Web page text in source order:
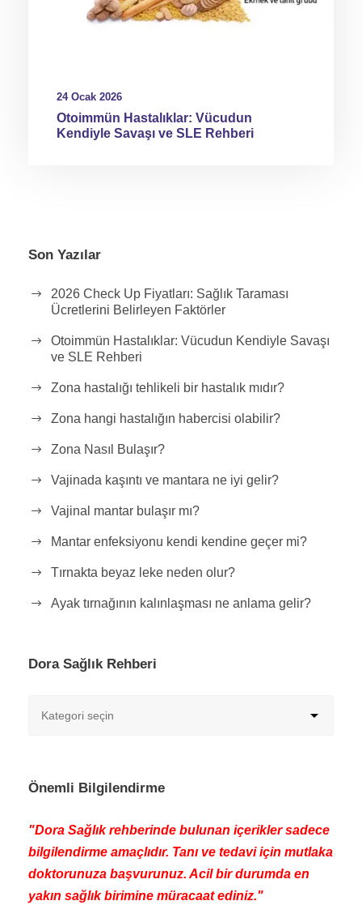
24 Ocak 2026
Otoimmün Hastalıklar: Vücudun
Kendiyle Savaşı ve SLE Rehberi
Son Yazılar
2026 Check Up Fiyatları: Sağlık Taraması
Ücretlerini Belirleyen Faktörler
Otoimmün Hastalıklar: Vücudun Kendiyle Savaşı
ve SLE Rehberi
Zona hastalığı tehlikeli bir hastalık mıdır?
Zona hangi hastalığın habercisi olabilir?
Zona Nasıl Bulaşır?
Vajinada kaşıntı ve mantara ne iyi gelir?
Vajinal mantar bulaşır mı?
Mantar enfeksiyonu kendi kendine geçer mi?
Tırnakta beyaz leke neden olur?
Ayak tırnağının kalınlaşması ne anlama gelir?
Dora Sağlık Rehberi
Önemli Bilgilendirme
"Dora Sağlık rehberinde bulunan içerikler sadece
bilgilendirme amaçlıdır. Tanı ve tedavi için mutlaka
doktorunuza başvurunuz. Acil bir durumda en
yakın sağlık birimine müracaat ediniz."